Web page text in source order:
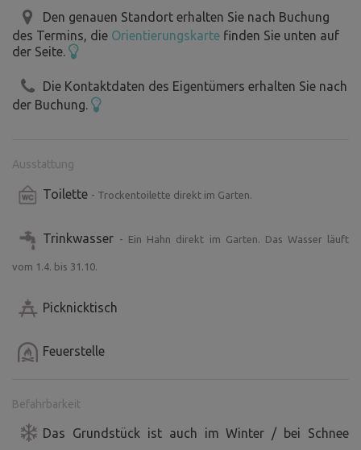
Den genauen Standort erhalten Sie nach Buchung
des Termins, die Orientierungskarte finden Sie unten auf
der Seite.
Die Kontaktdaten des Eigentümers erhalten Sie nach
der Buchung.
Ausstattung
Toilette - Trockentoilette direkt im Garten.
Trinkwasser - Ein Hahn direkt im Garten. Das Wasser läuft
vom 1.4. bis 31.10.
Picknicktisch
Feuerstelle
Befahrbarkeit
Das Grundstück ist auch im Winter / bei Schnee